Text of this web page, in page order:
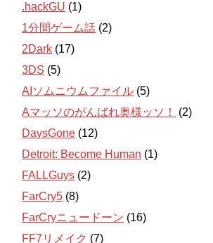
.hackGU (1)
1分間ゲーム話 (2)
2Dark (17)
3DS (5)
AIソムニウムファイル (5)
Aマッソのがんばれ奥様ッソ！
(2)
DaysGone (12)
Detroit: Become Human (1)
FALLGuys (2)
FarCry5 (8)
FarCryニュードーン (16)
FF7リメイク (7)